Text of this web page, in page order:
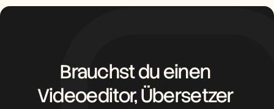
Brauchst du einen
Videoeditor, Übersetzer